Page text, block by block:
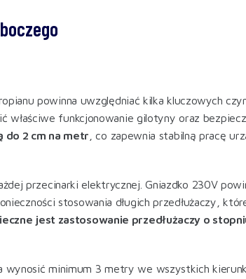
powinna uwzględniać kilka kluczowych
właściwe funkcjonowanie gilotyny oraz
do 2 cm na metr , co zapewnia stabilną pracę
przecinarki elektrycznej. Gniazdko 230V
stosowania długich przedłużaczy,
jest zastosowanie przedłużaczy o
wynosić minimum 3 metry we wszystkich